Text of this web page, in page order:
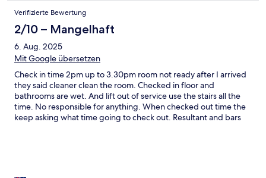
Verifizierte Bewertung
2/10 – Mangelhaft
6. Aug. 2025
Mit Google übersetzen
Check in time 2pm up to 3.30pm room not ready after I arrived
they said cleaner clean the room. Checked in floor and
bathrooms are wet. And lift out of service use the stairs all the
time. No responsible for anything. When checked out time the
keep asking what time going to check out. Resultant and bars